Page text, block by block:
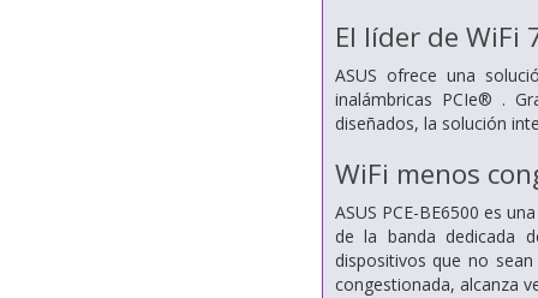
El líder de WiFi
ASUS ofrece una
inalámbricas PCIe® .
diseñados, la solución
WiFi menos
ASUS PCE-BE6500 es
de la banda dedicada
dispositivos que no
congestionada, alcanza